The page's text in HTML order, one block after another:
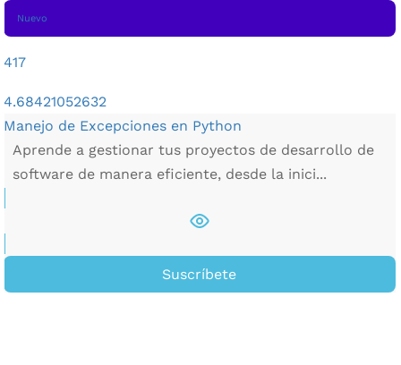
Nuevo
417
4.68421052632
Manejo de Excepciones en Python
Aprende a gestionar tus proyectos de desarrollo de
software de manera eficiente, desde la inici...
Suscríbete